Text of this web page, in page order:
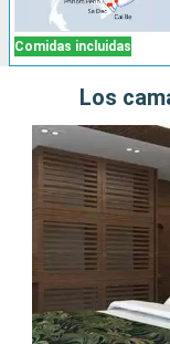
Comidas incluidas
Los